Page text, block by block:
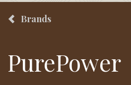
Brands
PurePower